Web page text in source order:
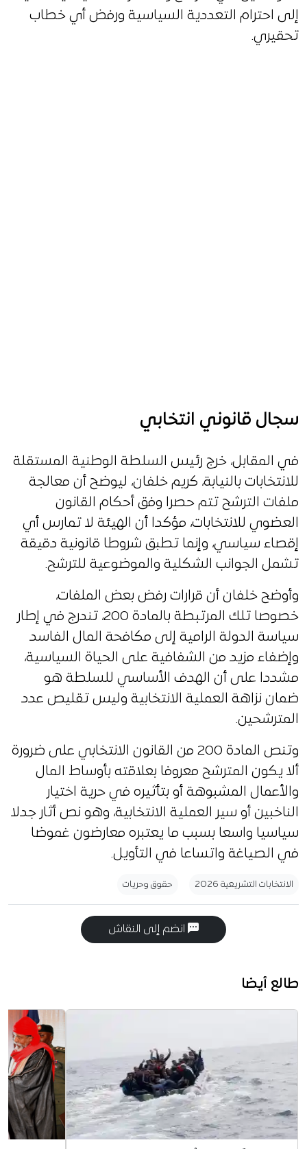
إلى احترام التعددية السياسية ورفض أي خطاب
تحقيري.
سجال قانوني انتخابي
في المقابل، خرج رئيس السلطة الوطنية المستقلة
للانتخابات بالنيابة، كريم خلفان، ليوضح أن معالجة
ملفات الترشح تتم حصرا وفق أحكام القانون
العضوي للانتخابات، مؤكدا أن الهيئة لا تمارس أي
إقصاء سياسي، وإنما تطبق شروطا قانونية دقيقة
تشمل الجوانب الشكلية والموضوعية للترشح.
وأوضح خلفان أن قرارات رفض بعض الملفات،
خصوصا تلك المرتبطة بالمادة 200، تندرج في إطار
سياسة الدولة الرامية إلى مكافحة المال الفاسد
وإضفاء مزيد من الشفافية على الحياة السياسية،
مشددا على أن الهدف الأساسي للسلطة هو
ضمان نزاهة العملية الانتخابية وليس تقليص عدد
المترشحين.
وتنص المادة 200 من القانون الانتخابي على ضرورة
ألا يكون المترشح معروفا بعلاقته بأوساط المال
والأعمال المشبوهة أو بتأثيره في حرية اختيار
الناخبين أو سير العملية الانتخابية، وهو نص أثار جدلا
سياسيا واسعا بسبب ما يعتبره معارضون غموضا
في الصياغة واتساعا في التأويل.
الانتخابات التشريعية 2026 حقوق وحريات
انضم إلى النقاش
طالع أيضا